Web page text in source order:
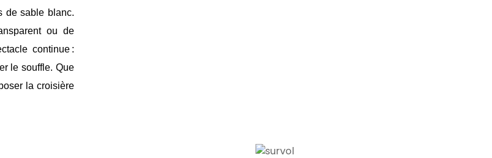
de sable blanc.
ou de
continue :
le souffle. Que
la croisière